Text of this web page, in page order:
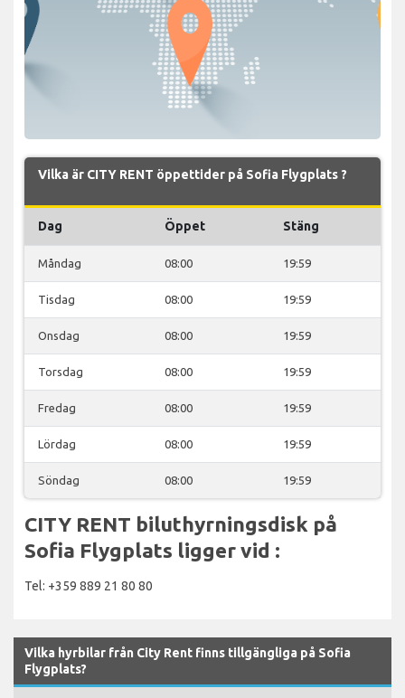
Vilka är CITY RENT öppettider på Sofia Flygplats ?
Dag Öppet Stäng
Måndag 08:00 19:59
Tisdag 08:00 19:59
Onsdag 08:00 19:59
Torsdag 08:00 19:59
Fredag 08:00 19:59
Lördag 08:00 19:59
Söndag 08:00 19:59
CITY RENT biluthyrningsdisk på
Sofia Flygplats ligger vid :
Tel: +359 889 21 80 80
Vilka hyrbilar från City Rent finns tillgängliga på Sofia
Flygplats?